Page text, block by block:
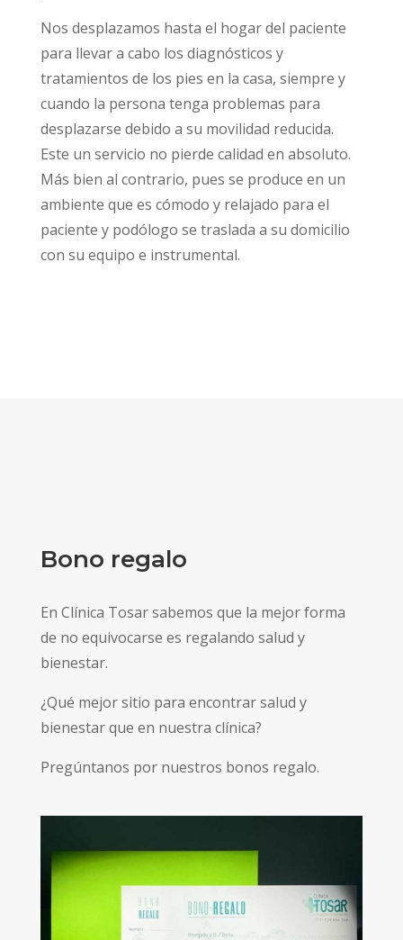
Nos desplazamos hasta el hogar del paciente
para llevar a cabo los diagnósticos y
tratamientos de los pies en la casa, siempre y
cuando la persona tenga problemas para
desplazarse debido a su movilidad reducida.
Este un servicio no pierde calidad en absoluto.
Más bien al contrario, pues se produce en un
ambiente que es cómodo y relajado para el
paciente y podólogo se traslada a su domicilio
con su equipo e instrumental.
Bono regalo
En Clínica Tosar sabemos que la mejor forma
de no equivocarse es regalando salud y
bienestar.
¿Qué mejor sitio para encontrar salud y
bienestar que en nuestra clínica?
Pregúntanos por nuestros bonos regalo.